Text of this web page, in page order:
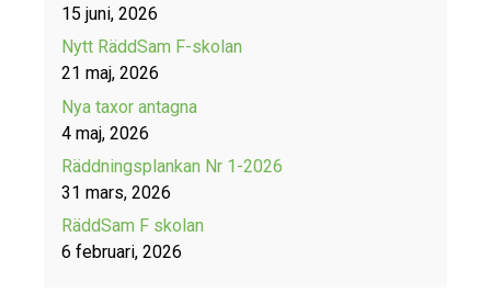
15 juni, 2026
Nytt RäddSam F-skolan
21 maj, 2026
Nya taxor antagna
4 maj, 2026
Räddningsplankan Nr 1-2026
31 mars, 2026
RäddSam F skolan
6 februari, 2026